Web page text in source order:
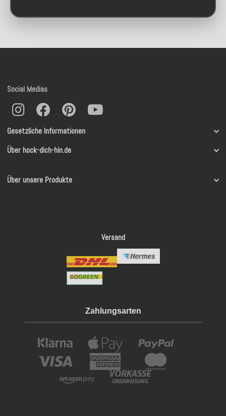
Gesetzliche Informationen
Über hock-dich-hin.de
Über unsere Produkte
Social Medias
Versand
Zahlungsarten